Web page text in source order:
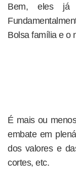
Bem, eles já
Bolsa família e o
É mais ou
embate em
dos valores e
cortes, etc.